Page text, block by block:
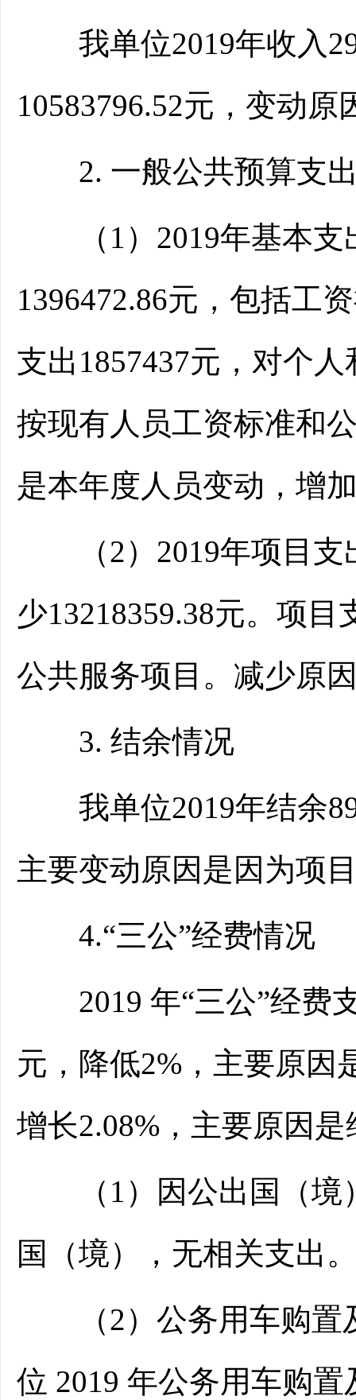
我单位2019年收入
10583796.52元，变动
2. 一般公共预算支
（1）2019年基本支
1396472.86元，包括工
支出1857437元，对个
按现有人员工资标准和
是本年度人员变动，增
（2）2019年项目支
少13218359.38元。项
公共服务项目。减少原
3. 结余情况
我单位2019年结余
主要变动原因是因为项
4.“三公”经费情况
2019 年“三公”经费支
元，降低2%，主要原因
增长2.08%，主要原因
（1）因公出国（境
国（境），无相关支出
（2）公务用车购置
位 2019 年公务用车购